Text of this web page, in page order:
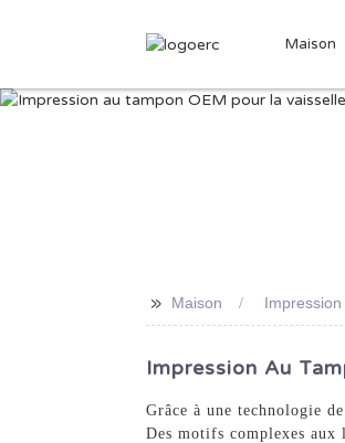
Maison
>> Maison
Impression Au
Grâce à une technologie
Des motifs complexes